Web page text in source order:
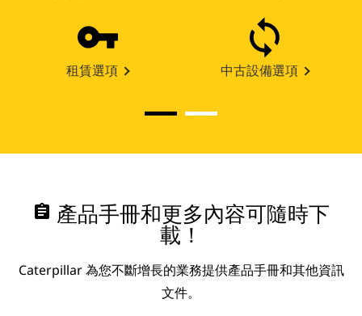
租賃選項 中古設備選項
assignment 產品手冊和更多內容可隨時下
載！
Caterpillar 為您不斷增長的業務提供產品手冊和其他資訊
文件。